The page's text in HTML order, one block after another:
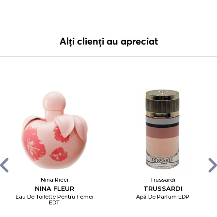
Alți clienți au apreciat
Nina Ricci
NINA FLEUR
Eau De Toilette Pentru Femei
EDT
Trussardi
TRUSSARDI
Apă De Parfum EDP